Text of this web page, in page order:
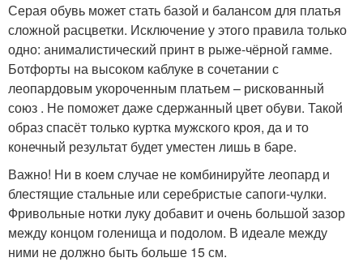
Серая обувь может стать базой и балансом для платья
сложной расцветки. Исключение у этого правила только
одно: анималистический принт в рыже-чёрной гамме.
Ботфорты на высоком каблуке в сочетании с
леопардовым укороченным платьем – рискованный
союз . Не поможет даже сдержанный цвет обуви. Такой
образ спасёт только куртка мужского кроя, да и то
конечный результат будет уместен лишь в баре.
Важно! Ни в коем случае не комбинируйте леопард и
блестящие стальные или серебристые сапоги-чулки.
Фривольные нотки луку добавит и очень большой зазор
между концом голенища и подолом. В идеале между
ними не должно быть больше 15 см.